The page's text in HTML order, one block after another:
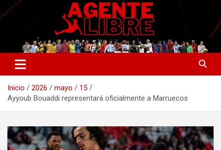
Saltar
al
Agente Libre Digital
La nueva generación del periodismo deportivo.
Inicio 2026 mayo
15
Ayyoub Bouaddi representará oficialmente a Marruecos